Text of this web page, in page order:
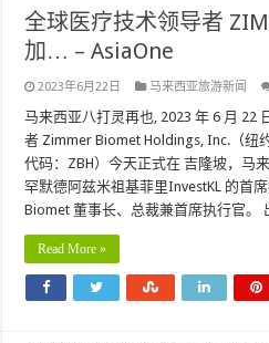
全球医疗技术领导者
加… – AsiaOne
2023年6月22日 马来西亚旅游新闻
马来西亚八打灵再也, 2023 年 6 月
者 Zimmer Biomet Holdings, Inc.（纽
代码：ZBH）今天正式在 吉隆坡，马
罕默德阿兹米祖基菲里InvestKL 的首
Biomet 董事长、总裁兼首席执行官。
Read More »